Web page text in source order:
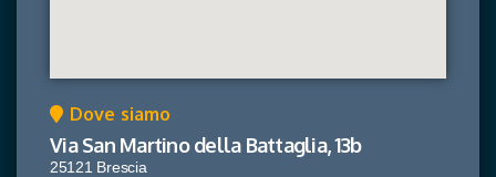
Dove siamo
Via San Martino della Battaglia, 13b
25121 Brescia